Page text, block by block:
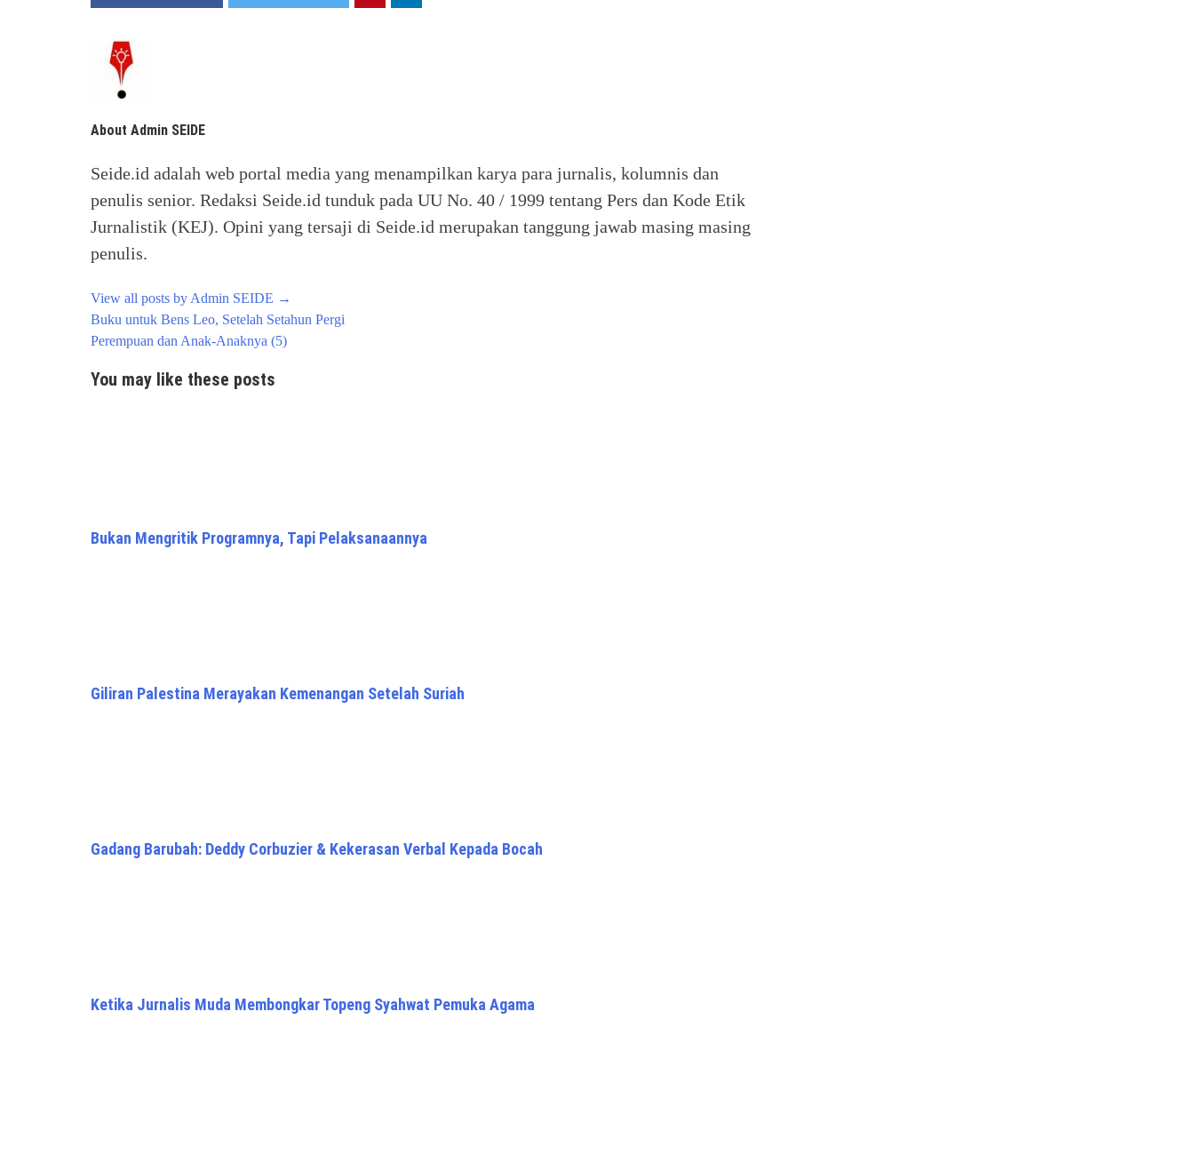
About Admin SEIDE
Seide.id adalah web portal media yang menampilkan karya para jurnalis, kolumnis dan
penulis senior. Redaksi Seide.id tunduk pada UU No. 40 / 1999 tentang Pers dan Kode Etik
Jurnalistik (KEJ). Opini yang tersaji di Seide.id merupakan tanggung jawab masing masing
penulis.
View all posts by Admin SEIDE →
Post
navigation
Buku untuk Bens Leo, Setelah Setahun Pergi
Perempuan dan Anak-Anaknya (5)
You may like these posts
Bukan Mengritik Programnya, Tapi Pelaksanaannya
Giliran Palestina Merayakan Kemenangan Setelah Suriah
Gadang Barubah: Deddy Corbuzier & Kekerasan Verbal Kepada Bocah
Ketika Jurnalis Muda Membongkar Topeng Syahwat Pemuka Agama